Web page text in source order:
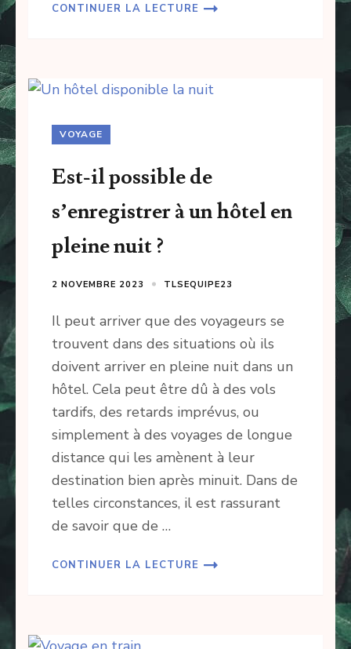
CONTINUER LA LECTURE
VOYAGE
Est-il possible de
s’enregistrer à un hôtel en
pleine nuit ?
2 NOVEMBRE 2023 TLSEQUIPE23
Il peut arriver que des voyageurs se
trouvent dans des situations où ils
doivent arriver en pleine nuit dans un
hôtel. Cela peut être dû à des vols
tardifs, des retards imprévus, ou
simplement à des voyages de longue
distance qui les amènent à leur
destination bien après minuit. Dans de
telles circonstances, il est rassurant
de savoir que de …
CONTINUER LA LECTURE